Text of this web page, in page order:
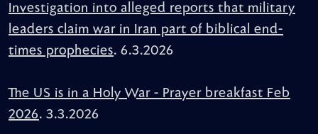
Investigation into alleged reports that military
leaders claim war in Iran part of biblical end-
times prophecies. 6.3.2026
The US is in a Holy War - Prayer breakfast Feb
2026. 3.3.2026